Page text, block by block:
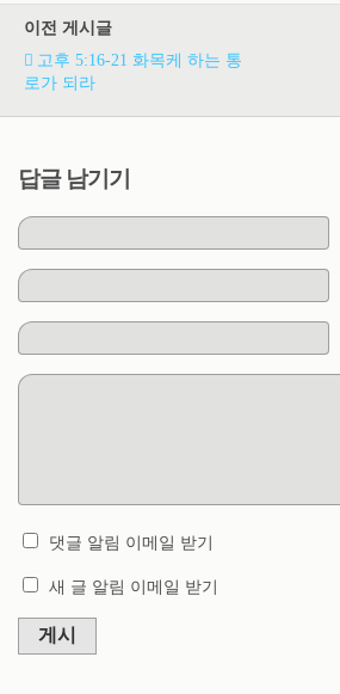
이전 게시글
고후 5:16-21 화목케 하는 통
로가 되라
답글 남기기
댓글 알림 이메일 받기
새 글 알림 이메일 받기
게시